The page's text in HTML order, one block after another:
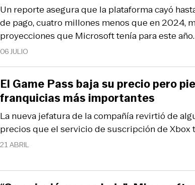
06 JULIO
Un reporte asegura que la plataforma cayó
de pago, cuatro millones menos que en 2024,
proyecciones que Microsoft tenía para este año.
21 ABRIL
La nueva jefatura de la compañía revirtió de
precios que el servicio de suscripción de Xbox
El Game Pass baja su precio pero
franquicias más importantes